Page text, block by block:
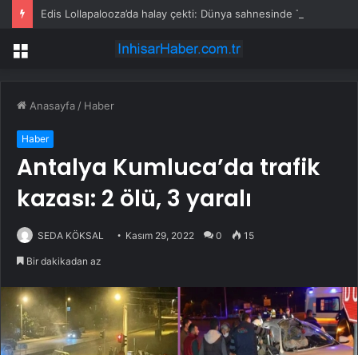
Menü
Anasayfa / Haber
Haber
Antalya Kumluca’da trafik
kazası: 2 ölü, 3 yaralı
SEDA KÖKSAL Kasım 29, 2022 0 15
Bir dakikadan az